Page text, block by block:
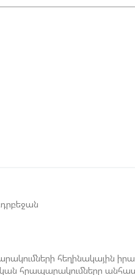
հեղինակային
հրապարակումները